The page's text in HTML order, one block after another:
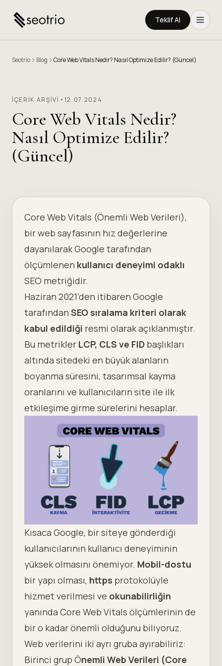
Teklif Al
Seotrio Blog Core Web Vitals Nedir? Nasıl Optimize Edilir? (Güncel)
İÇERIK ARŞIVI • 12.07.2024
Core Web Vitals Nedir?
Nasıl Optimize Edilir?
(Güncel)
Core Web Vitals (Önemli Web Verileri),
bir web sayfasının hız değerlerine
dayanılarak Google tarafından
ölçümlenen kullanıcı deneyimi odaklı
SEO metriğidir.
Haziran 2021’den itibaren Google
tarafından SEO sıralama kriteri olarak
kabul edildiği resmi olarak açıklanmıştır.
Bu metrikler LCP, CLS ve FID başlıkları
altında sitedeki en büyük alanların
boyanma süresini, tasarımsal kayma
oranlarını ve kullanıcıların site ile ilk
etkileşime girme sürelerini hesaplar.
Kısaca Google, bir siteye gönderdiği
kullanıcılarının kullanıcı deneyiminin
yüksek olmasını önemiyor. Mobil-dostu
bir yapı olması, https protokolüyle
hizmet verilmesi ve okunabilirliğin
yanında Core Web Vitals ölçümlerinin de
bir o kadar önemli olduğunu biliyoruz.
Web verilerini iki ayrı gruba ayırabiliriz:
Birinci grup Önemli Web Verileri (Core